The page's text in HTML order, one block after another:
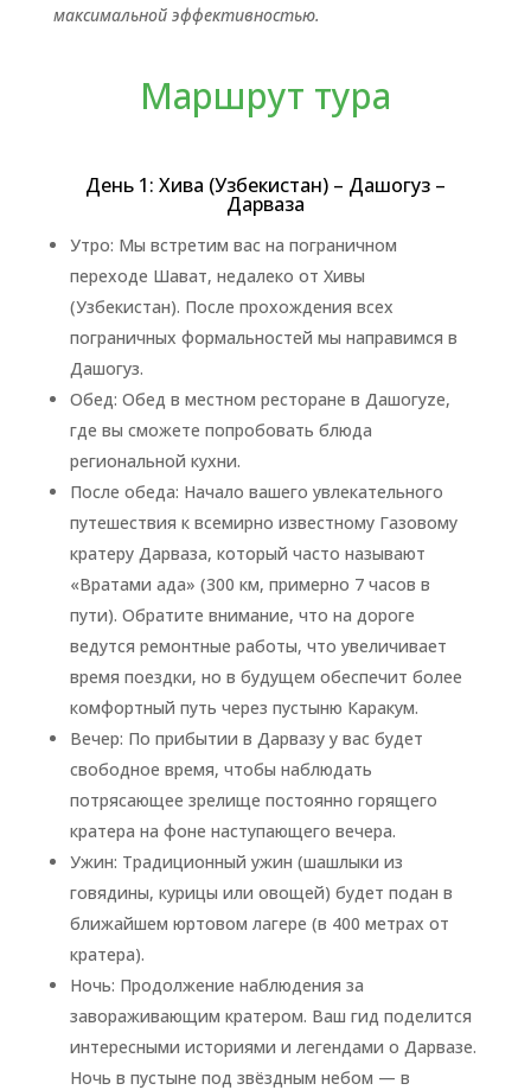
максимальной эффективностью.
Маршрут тура
День 1: Хива (Узбекистан) – Дашогуз –
Дарваза
Утро: Мы встретим вас на пограничном
переходе Шават, недалеко от Хивы
(Узбекистан). После прохождения всех
пограничных формальностей мы направимся в
Дашогуз.
Обед: Обед в местном ресторане в Дашогуze,
где вы сможете попробовать блюда
региональной кухни.
После обеда: Начало вашего увлекательного
путешествия к всемирно известному Газовому
кратеру Дарваза, который часто называют
«Вратами ада» (300 км, примерно 7 часов в
пути). Обратите внимание, что на дороге
ведутся ремонтные работы, что увеличивает
время поездки, но в будущем обеспечит более
комфортный путь через пустыню Каракум.
Вечер: По прибытии в Дарвазу у вас будет
свободное время, чтобы наблюдать
потрясающее зрелище постоянно горящего
кратера на фоне наступающего вечера.
Ужин: Традиционный ужин (шашлыки из
говядины, курицы или овощей) будет подан в
ближайшем юртовом лагере (в 400 метрах от
кратера).
Ночь: Продолжение наблюдения за
завораживающим кратером. Ваш гид поделится
интересными историями и легендами о Дарвазе.
Ночь в пустыне под звёздным небом — в